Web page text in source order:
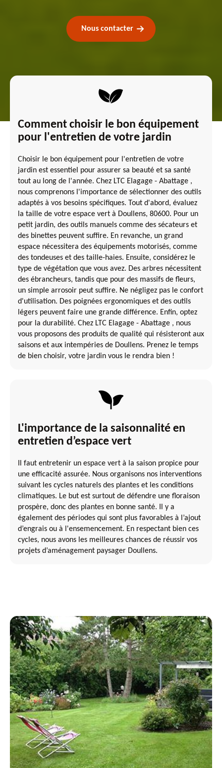
Nous contacter
Comment choisir le bon équipement
pour l'entretien de votre jardin
Choisir le bon équipement pour l'entretien de votre
jardin est essentiel pour assurer sa beauté et sa santé
tout au long de l'année. Chez LTC Elagage - Abattage ,
nous comprenons l'importance de sélectionner des outils
adaptés à vos besoins spécifiques. Tout d'abord, évaluez
la taille de votre espace vert à Doullens, 80600. Pour un
petit jardin, des outils manuels comme des sécateurs et
des binettes peuvent suffire. En revanche, un grand
espace nécessitera des équipements motorisés, comme
des tondeuses et des taille-haies. Ensuite, considérez le
type de végétation que vous avez. Des arbres nécessitent
des ébrancheurs, tandis que pour des massifs de fleurs,
un simple arrosoir peut suffire. Ne négligez pas le confort
d'utilisation. Des poignées ergonomiques et des outils
légers peuvent faire une grande différence. Enfin, optez
pour la durabilité. Chez LTC Elagage - Abattage , nous
vous proposons des produits de qualité qui résisteront aux
saisons et aux intempéries de Doullens. Prenez le temps
de bien choisir, votre jardin vous le rendra bien !
L'importance de la saisonnalité en
entretien d’espace vert
Il faut entretenir un espace vert à la saison propice pour
une efficacité assurée. Nous organisons nos interventions
suivant les cycles naturels des plantes et les conditions
climatiques. Le but est surtout de défendre une floraison
prospère, donc des plantes en bonne santé. Il y a
également des périodes qui sont plus favorables à l’ajout
d’engrais ou à l'ensemencement. En respectant bien ces
cycles, nous avons les meilleures chances de réussir vos
projets d’aménagement paysager Doullens.